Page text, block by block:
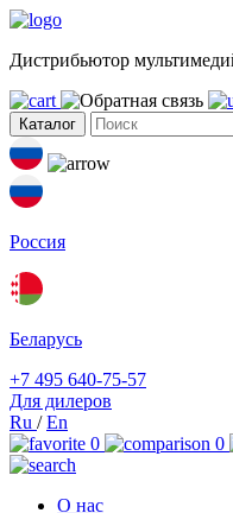
Дистрибьютор
Каталог
Россия
Беларусь
+7 495 640-75-57
Для дилеров
Ru /En
0
0
О нас